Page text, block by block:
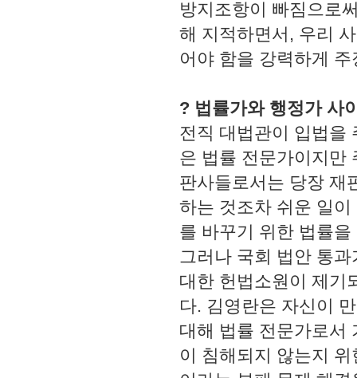
방지조항이 빠짐으로
해 지적하면서, 우리
어야 함을 강력하게 주
? 법률가와 행정가 사
전직 대법관이 입법을
은 법률 전문가이지만
판사들로서는 당장 재
하는 것조차 쉬운 일
를 바꾸기 위한 법률
그러나 국회 법안 통
대한 헌법소원이 제기
다. 김영란은 자신이
대해 법률 전문가로서
이 침해되지 않는지